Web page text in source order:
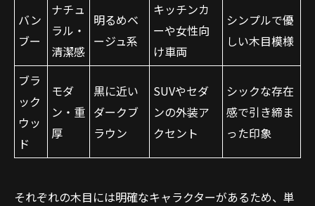
バン
ブー
ナチュ
ラル・
清潔感
明るめベ
ージュ系
キッチンカ
ーや女性向
け車両
シンプルで優
しい木目模様
ブラ
ック
ウッ
ド
モダ
ン・重
厚
黒に近い
ダークブ
ラウン
SUVやセダ
ンの外装ア
クセント
シックな存在
感で引き締ま
った印象
それぞれの木目には明確なキャラクターがあるため、単